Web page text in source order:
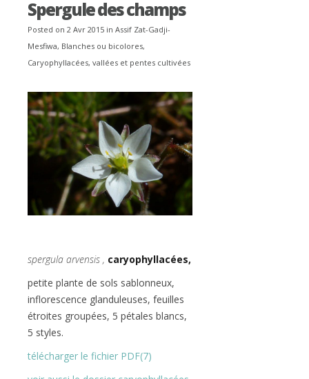
Spergule des champs
Posted on 2 Avr 2015 in Assif Zat-Gadji-
Mesfiwa, Blanches ou bicolores,
Caryophyllacées, vallées et pentes cultivées
spergula arvensis , caryophyllacées,
petite plante de sols sablonneux,
inflorescence glanduleuses, feuilles
étroites groupées, 5 pétales blancs,
5 styles.
télécharger le fichier PDF(7)